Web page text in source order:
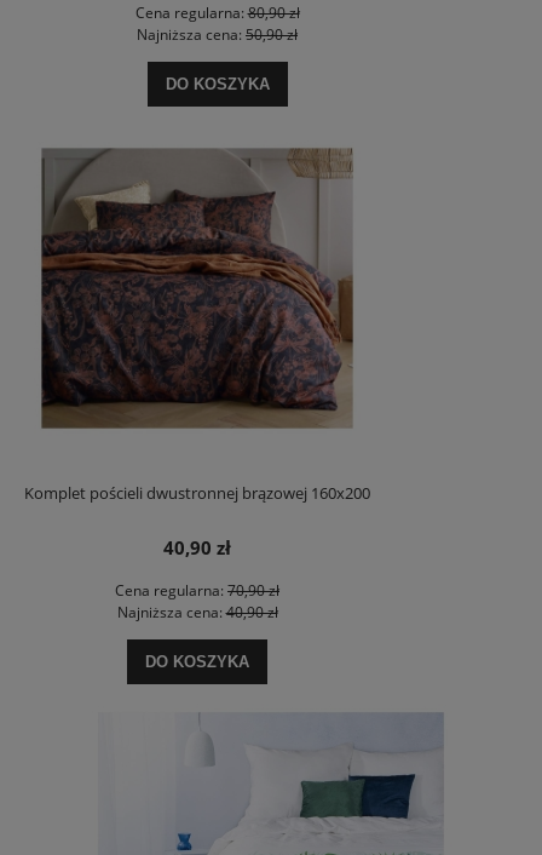
Cena regularna:80,90 zł
Najniższa cena: 50,90 zł
DO KOSZYKA
Komplet pościeli dwustronnej brązowej 160x200
40,90 zł
Cena regularna: 70,90 zł
Najniższa cena:40,90 zł
DO KOSZYKA